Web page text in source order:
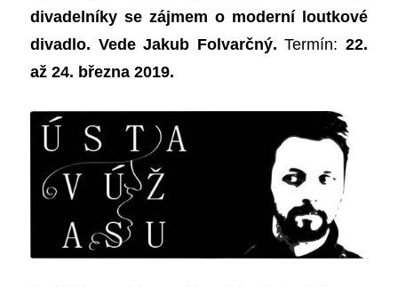
divadelníky se zájmem o moderní loutkové
divadlo. Vede Jakub Folvarčný.Termín: 22.
až 24. března 2019.